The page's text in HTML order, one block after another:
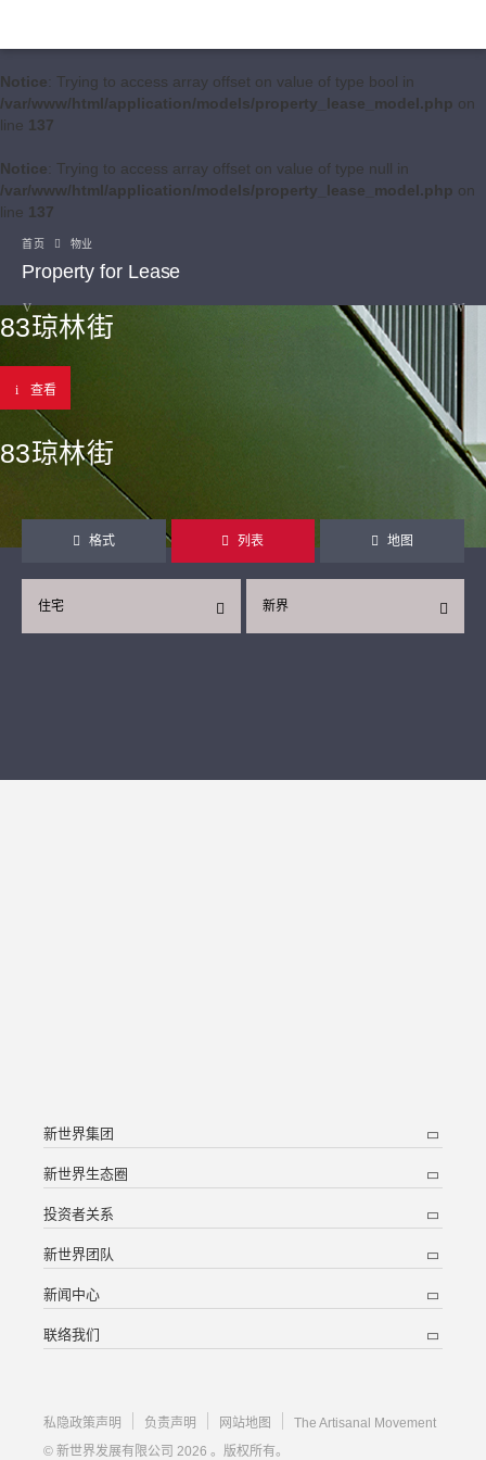
Notice: Trying to access array offset on value of type bool in
/var/www/html/application/models/property_lease_model.php on
line 137
Notice: Trying to access array offset on value of type null in
/var/www/html/application/models/property_lease_model.php on
line 137
首页 物业
Property for Lease
83琼林街
查看
83琼林街
格式 列表 地图
新界
住宅
新世界集团
新世界生态圈
投资者关系
新世界团队
新闻中心
联络我们
私隐政策声明 负责声明 网站地图
The Artisanal Movement
© 新世界发展有限公司 2026 。版权所有。